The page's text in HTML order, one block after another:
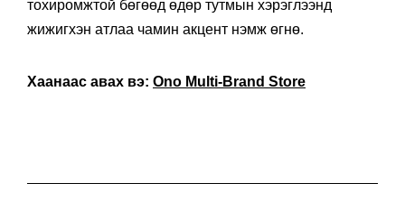
тохиромжтой бөгөөд өдөр тутмын хэрэглээнд
жижигхэн атлаа чамин акцент нэмж өгнө.
Хаанаас авах вэ: Ono Multi-Brand Store